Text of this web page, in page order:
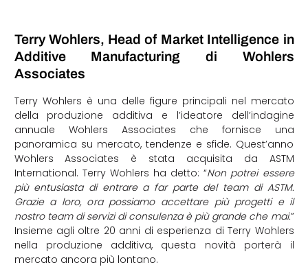
Terry Wohlers, Head of Market Intelligence in
Additive Manufacturing di Wohlers
Associates
Terry Wohlers è una delle figure principali nel mercato
della produzione additiva e l’ideatore dell’indagine
annuale Wohlers Associates che fornisce una
panoramica su mercato, tendenze e sfide. Quest’anno
Wohlers Associates è stata acquisita da ASTM
International. Terry Wohlers ha detto: “Non potrei essere
più entusiasta di entrare a far parte del team di ASTM.
Grazie a loro, ora possiamo accettare più progetti e il
nostro team di servizi di consulenza è più grande che mai.”
Insieme agli oltre 20 anni di esperienza di Terry Wohlers
nella produzione additiva, questa novità porterà il
mercato ancora più lontano.